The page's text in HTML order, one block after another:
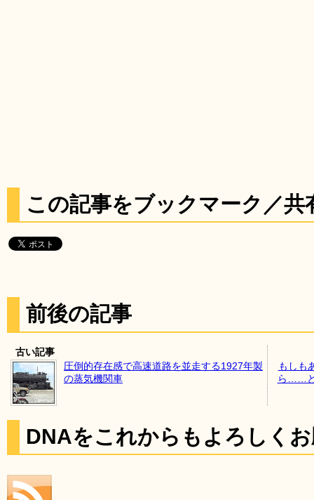
この記事をブックマーク／共
前後の記事
古い記事
圧倒的存在感で高速道路を並走する1927年製
の蒸気機関車
もしも
ら……と
DNAをこれからもよろしく